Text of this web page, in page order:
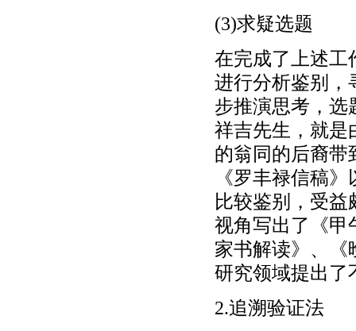
(3)求疑选题
在完成了上述工
进行分析鉴别，
步推演思考，选
祥吉先生，就是
的翁同的后裔带
《罗丰禄信稿
比较鉴别，受
视角写出了《
家书解读》、《
研究领域提出了
2.追溯验证法